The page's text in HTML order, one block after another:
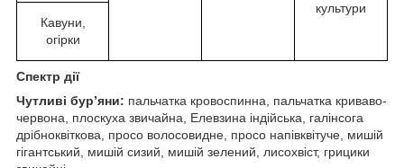
культури
Кавуни,
огірки
Спектр дії
Чутливі бур’яни: пальчатка кровоспинна, пальчатка криваво-
червона, плоскуха звичайна, Елевзина індійська, галінсога
дрібноквіткова, просо волосовидне, просо напівквітуче, мишій
гігантський, мишій сизий, мишій зелений, лисохвіст, грицики